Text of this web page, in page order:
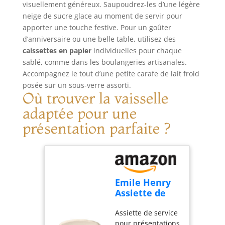
surface utile est de
37 x 27 cm.
ENTRETIEN :
Lavage à la main
uniquement.
Whitford pour une
cuisson uniforme
et optimale des
préparations
Croustillant assuré
par la perforation
des plaques : l’air
circule plus
facilement, la pâte
est plus dorée,
Très bonne
résistance aux
une température
de 230°C au four.
Facile à nettoyer :
lavage à la main
vaisselle. Ne pas
visuellement généreux. Saupoudrez-les d’une légère
neige de sucre glace au moment de servir pour
apporter une touche festive. Pour un goûter
d’anniversaire ou une belle table, utilisez des
caissettes en papierindividuelles pour chaque
sablé, comme dans les boulangeries artisanales.
Accompagnez le tout d’une petite carafe de lait froid
posée sur un sous-verre assorti.
Où trouver la vaisselle
adaptée pour une
présentation parfaite ?
Emile Henry
Assiette de
Madeleine –
Assiette de service
pour présentations